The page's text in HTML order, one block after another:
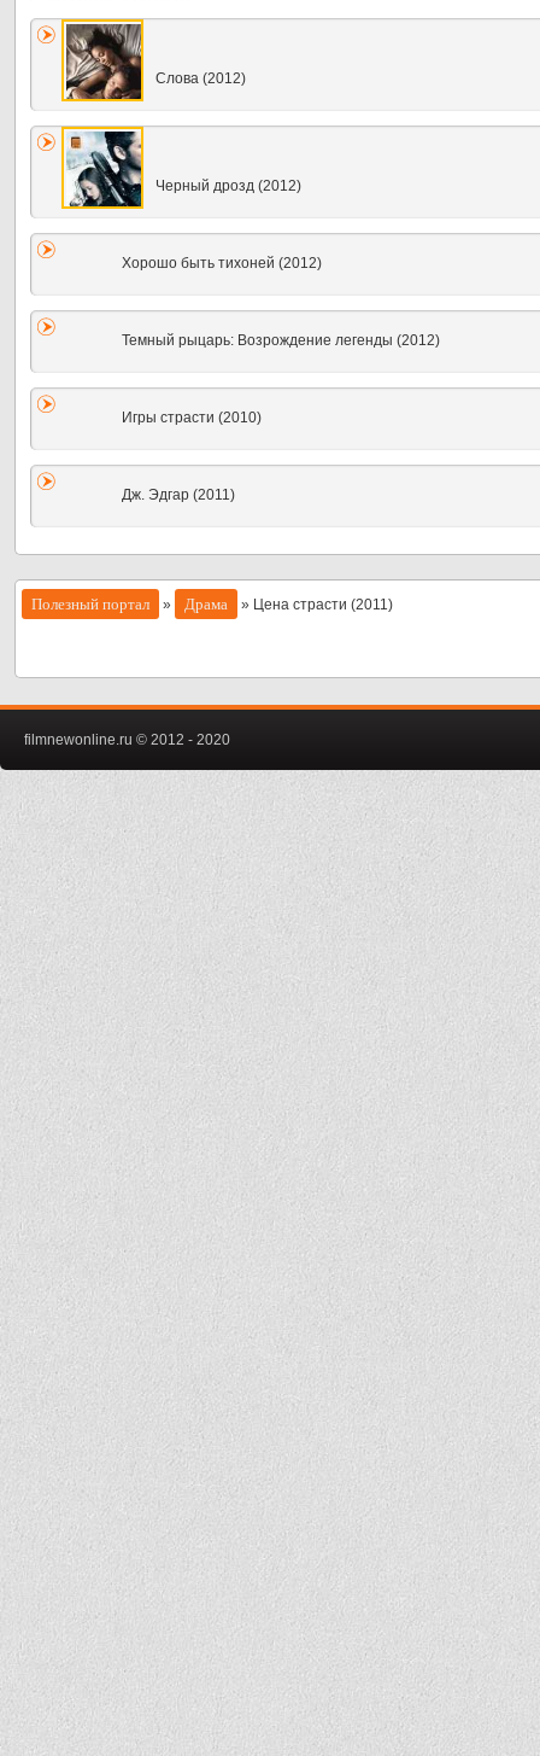
Слова (2012)
Черный дрозд (2012)
Хорошо быть тихоней (2012)
Темный рыцарь: Возрождение легенды (2012)
Игры страсти (2010)
Дж. Эдгар (2011)
Полезный портал » Драма » Цена страсти (2011)
filmnewonline.ru © 2012 - 2020